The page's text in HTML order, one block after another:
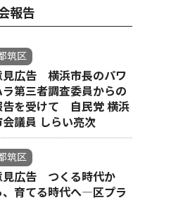
報告
筑区
見広告 横浜市長のパワ
ラ第三者調査委員からの
告を受けて 自民党 横浜
会議員 しらい亮次
筑区
見広告 つくる時代か
、育てる時代へ―区プラ